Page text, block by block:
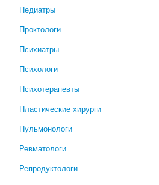
Педиатры
Проктологи
Психиатры
Психологи
Психотерапевты
Пластические хирурги
Пульмонологи
Ревматологи
Репродуктологи